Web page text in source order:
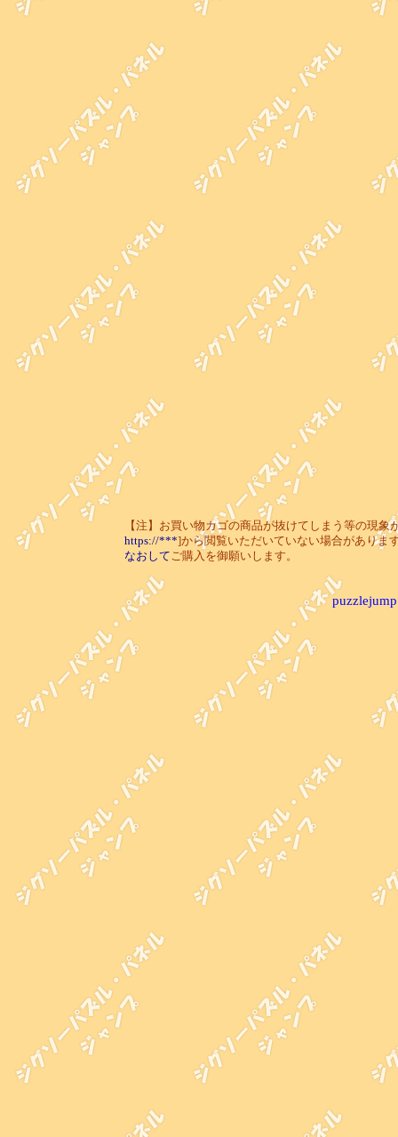
【注】お買い物カゴの商品が抜けてしまう等の現
https://***]から閲覧いただいていない場合がありま
なおして ご購入を御願いします。